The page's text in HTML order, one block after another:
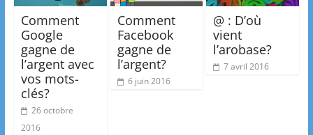
Comment
Google
gagne de
l’argent avec
vos mots-
clés?
26 octobre
2016
Comment
Facebook
gagne de
l’argent?
6 juin 2016
@ : D’où
vient
l’arobase?
7 avril 2016